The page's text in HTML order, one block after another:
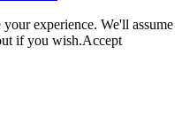
experience. We'll assume
if you wish.Accept